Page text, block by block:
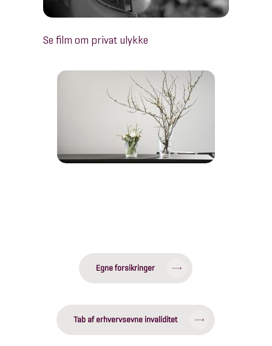
Se film om privat ulykke
Egne forsikringer
Tab af erhvervsevne invaliditet